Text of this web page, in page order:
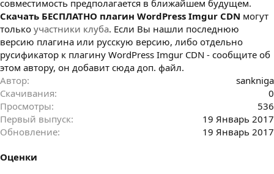
совместимость предполагается в ближайшем будущем.
Cкачать БЕСПЛАТНО плагин WordPress Imgur CDN могут
только участники клуба. Если Вы нашли последнюю
версию плагина или русскую версию, либо отдельно
русификатор к плагину WordPress Imgur CDN - сообщите об
этом автору, он добавит сюда доп. файл.
Автор
sankniga
Скачивания
0
Просмотры
536
Первый выпуск
19 Январь 2017
Обновление
19 Январь 2017
Оценки